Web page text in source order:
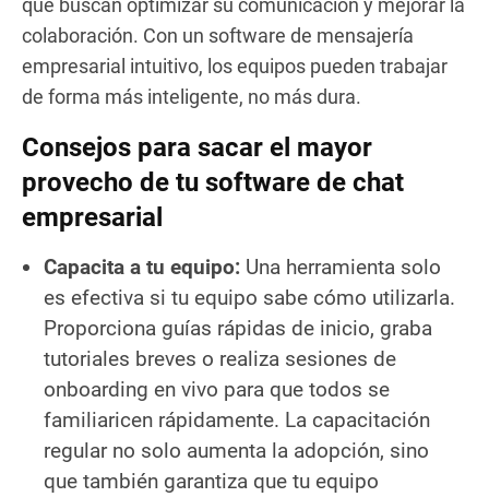
colaboración. Con un software de mensajería
empresarial intuitivo, los equipos pueden trabajar
de forma más inteligente, no más dura.
Consejos para sacar el mayor
provecho de tu software de chat
empresarial
Capacita a tu equipo: Una herramienta solo
es efectiva si tu equipo sabe cómo utilizarla.
Proporciona guías rápidas de inicio, graba
tutoriales breves o realiza sesiones de
onboarding en vivo para que todos se
familiaricen rápidamente. La capacitación
regular no solo aumenta la adopción, sino
que también garantiza que tu equipo